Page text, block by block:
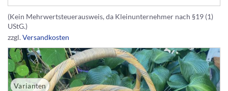
(Kein Mehrwertsteuerausweis, da Kleinunternehmer nach §19 (1)
UStG.)
zzgl.Versandkosten
Varianten